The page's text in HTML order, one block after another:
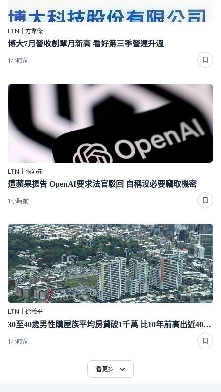
LTN｜方韋傑
博大7月營收創單月新高 看好第三季營運升溫
1小時前
LTN｜張沛元
遭蘋果提告 OpenAI要求法官駁回 自稱沒必要竊取機密
1小時前
LTN｜徐義平
30至40歲男性購屋族平均房貸破1千萬 比10年前高出近400萬
1小時前
看更多